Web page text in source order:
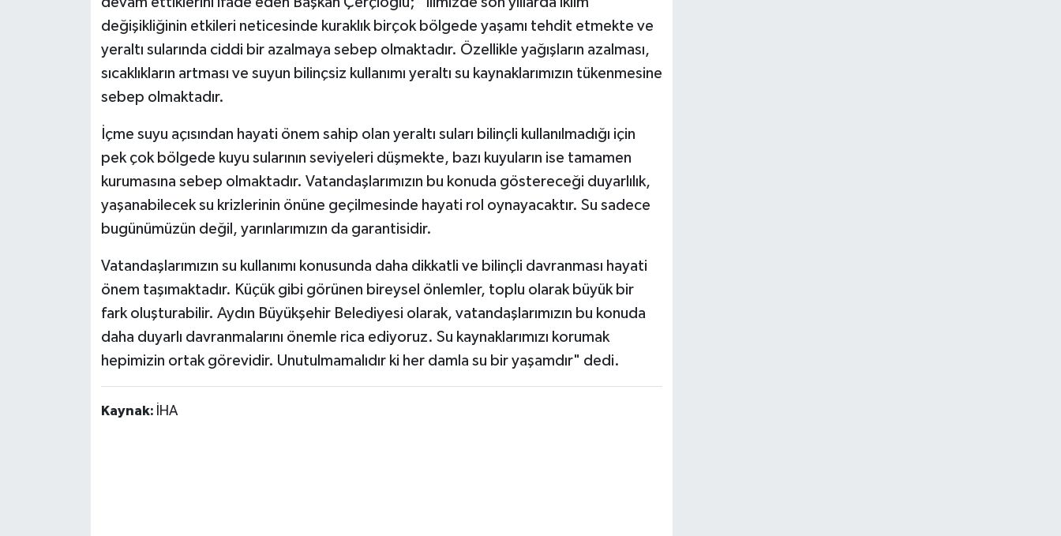
değişikliğinin etkileri neticesinde kuraklık birçok bölgede yaşamı tehdit etmekte ve
yeraltı sularında ciddi bir azalmaya sebep olmaktadır. Özellikle yağışların azalması,
sıcaklıkların artması ve suyun bilinçsiz kullanımı yeraltı su kaynaklarımızın tükenmesine
sebep olmaktadır.
İçme suyu açısından hayati önem sahip olan yeraltı suları bilinçli kullanılmadığı için
pek çok bölgede kuyu sularının seviyeleri düşmekte, bazı kuyuların ise tamamen
kurumasına sebep olmaktadır. Vatandaşlarımızın bu konuda göstereceği duyarlılık,
yaşanabilecek su krizlerinin önüne geçilmesinde hayati rol oynayacaktır. Su sadece
bugünümüzün değil, yarınlarımızın da garantisidir.
Vatandaşlarımızın su kullanımı konusunda daha dikkatli ve bilinçli davranması hayati
önem taşımaktadır. Küçük gibi görünen bireysel önlemler, toplu olarak büyük bir
fark oluşturabilir. Aydın Büyükşehir Belediyesi olarak, vatandaşlarımızın bu konuda
daha duyarlı davranmalarını önemle rica ediyoruz. Su kaynaklarımızı korumak
hepimizin ortak görevidir. Unutulmamalıdır ki her damla su bir yaşamdır" dedi.
Kaynak: İHA